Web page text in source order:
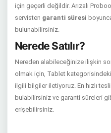
için geçerli değildir. Arızalı
servisten garanti süresi
bulunabilirsiniz.
Nerede Satılır?
Nereden alabileceğinize ilişkin
olmak için, Tablet
ilgili bilgiler iletiyoruz. En hızlı
bulabilirsiniz ve garanti süreleri
erişebilirsiniz.